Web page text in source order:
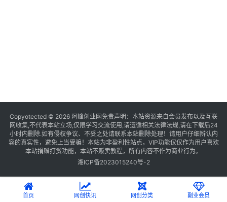
Copyotected © 2026 阿峰创业网 免责声明：本站资源来自会员发布以及互联
网收集,不代表本站立场,仅限学习交流使用,请遵循相关法律法规,请在下载后24
小时内删除.如有侵权争议、不妥之处请联系本站删除处理！请用户仔细辨认内
容的真实性，避免上当受骗！本站为非盈利性站点，VIP功能仅仅作为用户喜欢
本站捐赠打赏功能，本站不贩卖教程，所有内容不作为商业行为。
湘ICP备2023015240号-2
首页 网创快讯 网创分类 副业会员